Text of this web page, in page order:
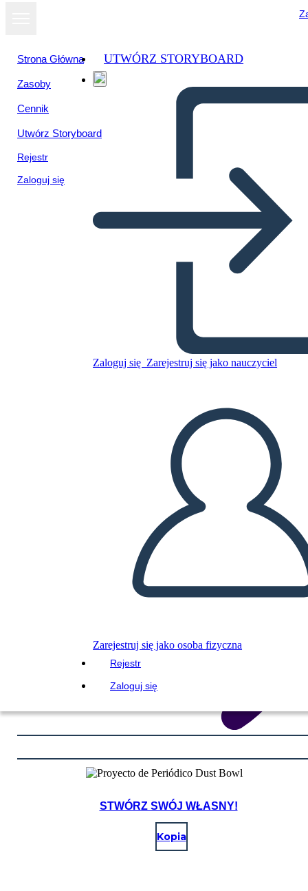
Strona Główna
Zasoby
Cennik
Utwórz Storyboard
Rejestr
Zaloguj się
UTWÓRZ STORYBOARD
Zaloguj się Zarejestruj się jako nauczyciel
Zarejestruj się jako osoba fizyczna
Rejestr
Zaloguj się
Skopiuj tę scenorys
ODTWARZANIE POKAZU SLAJDÓW
PRZECZYTAJ MI
STWÓRZ SWÓJ WŁASNY!
Kopia